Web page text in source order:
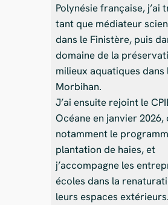
Polynésie française, j’ai
tant que médiateur
dans le Finistère, puis
domaine de la
milieux aquatiques dans
Morbihan.
J’ai ensuite rejoint le
Océane en janvier 2026,
notamment le
plantation de haies, et
j’accompagne les
écoles dans la
leurs espaces